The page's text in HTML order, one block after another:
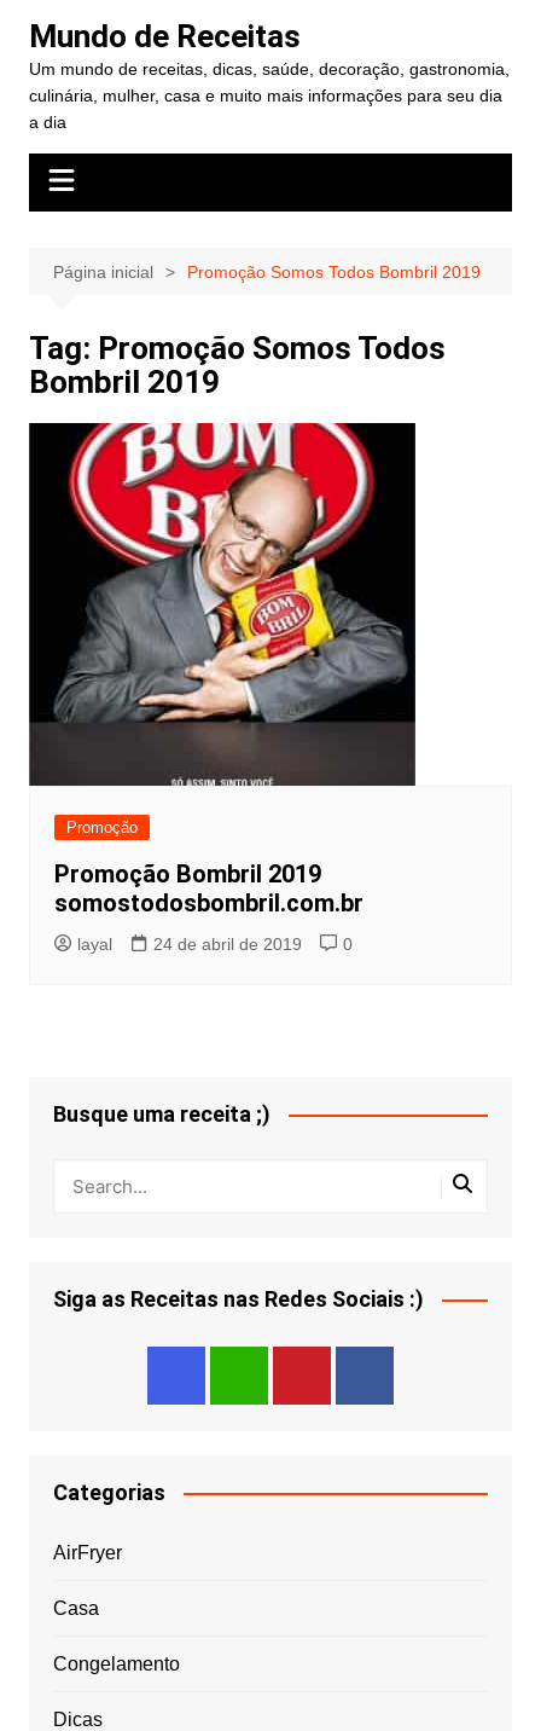
para
conteúdo
Mundo de Receitas
Um mundo de receitas, dicas, saúde, decoração, gastronomia,
culinária, mulher, casa e muito mais informações para seu dia
a dia
Página inicial Promoção Somos Todos Bombril 2019
Tag: Promoção Somos Todos
Bombril 2019
Promoção
Promoção Bombril 2019
somostodosbombril.com.br
layal 24 de abril de 2019 0
Busque uma receita ;)
Siga as Receitas nas Redes Sociais :)
Categorias
AirFryer
Casa
Congelamento
Dicas